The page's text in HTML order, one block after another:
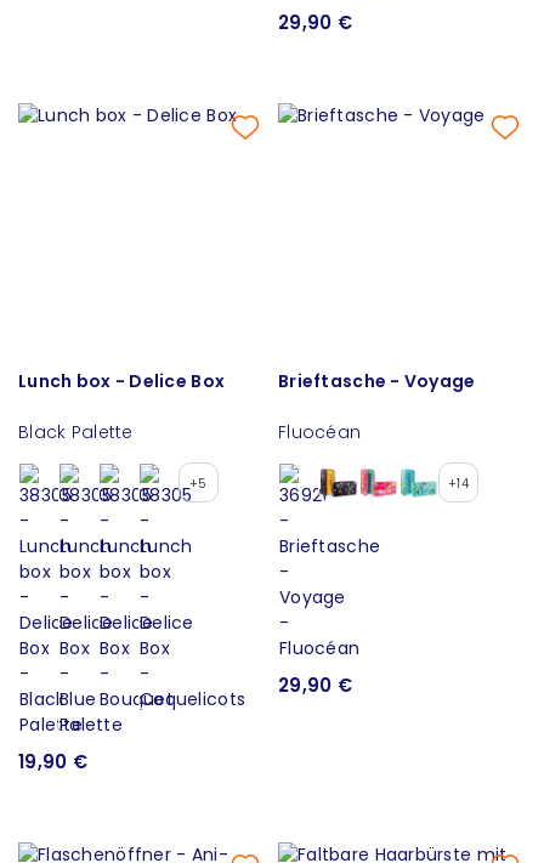
29,90 €
Lunch box - Delice Box
Black Palette
+5
19,90 €
Brieftasche - Voyage
Fluocéan
+14
29,90 €